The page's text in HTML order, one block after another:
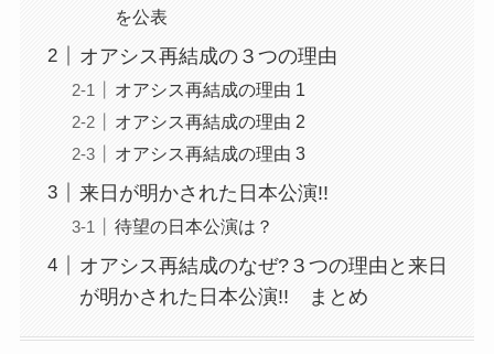
を公表
オアシス再結成の３つの理由
オアシス再結成の理由 1
オアシス再結成の理由 2
オアシス再結成の理由 3
来日が明かされた日本公演!!
待望の日本公演は？
オアシス再結成のなぜ?３つの理由と来日
が明かされた日本公演!! まとめ